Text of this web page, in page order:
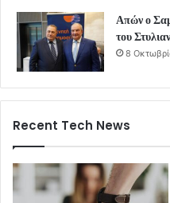
Απών ο
του
8
Recent Tech News